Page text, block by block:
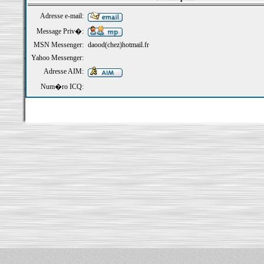
Adresse e-mail:
Message Priv�:
MSN Messenger: daood(chez)hotmail.fr
Yahoo Messenger:
Adresse AIM:
Num�ro ICQ: